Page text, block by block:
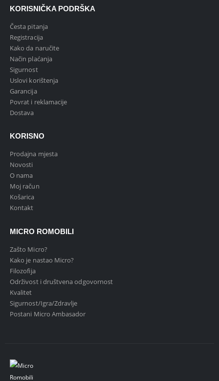
KORISNIČKA PODRŠKA
Česta pitanja
Registracija
Kako da naručite
Način plaćanja
Sigurnost
Uslovi korištenja
Garancija
Povrat i reklamacije
Dostava
KORISNO
Prodajna mjesta
Novosti
O nama
Moj račun
Košarica
Kontakt
MICRO ROMOBILI
Zašto Micro?
Kako je nastao Micro?
Filozofija
Održivost i društvena odgovornost
Kvalitet
Sigurnost/Igra/Zdravlje
Postani Micro Ambasador